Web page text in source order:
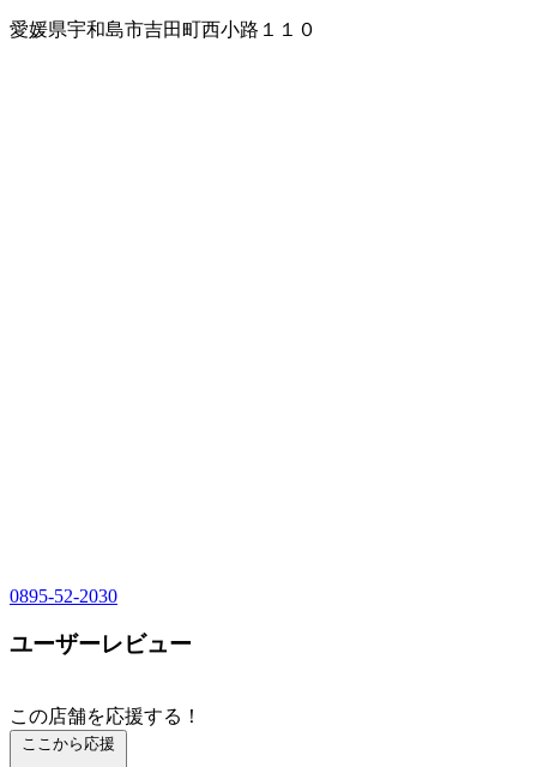
愛媛県宇和島市吉田町西小路１１０
0895-52-2030
ユーザーレビュー
この店舗を応援する！
ここから応援